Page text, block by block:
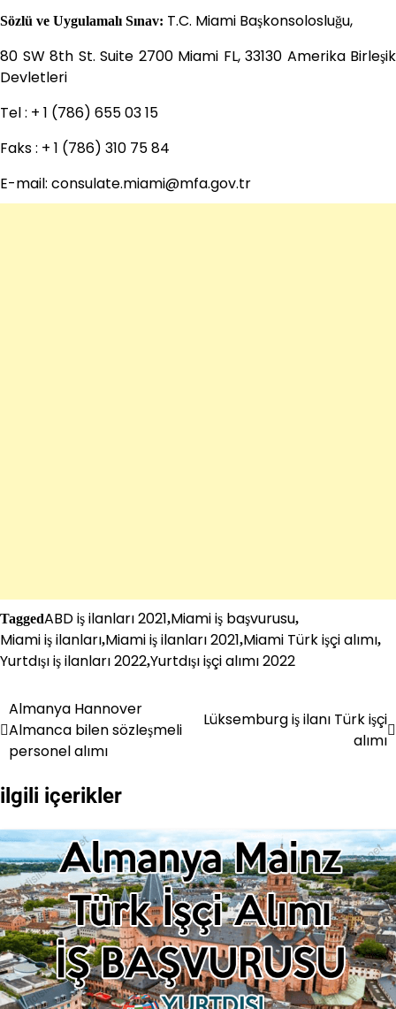
Sözlü ve Uygulamalı Sınav: T.C. Miami Başkonsolosluğu,
80 SW 8th St. Suite 2700 Miami FL, 33130 Amerika Birleşik
Devletleri
Tel : + 1 (786) 655 03 15
Faks : + 1 (786) 310 75 84
E-mail: consulate.miami@mfa.gov.tr
TaggedABD iş ilanları 2021,Miami iş başvurusu,
Miami iş ilanları,Miami iş ilanları 2021,Miami Türk işçi alımı,
Yurtdışı iş ilanları 2022,Yurtdışı işçi alımı 2022
Yazı
gezinmesi
Almanya Hannover
Almanca bilen sözleşmeli
personel alımı
Lüksemburg iş ilanı Türk işçi
alımı
ilgili içerikler